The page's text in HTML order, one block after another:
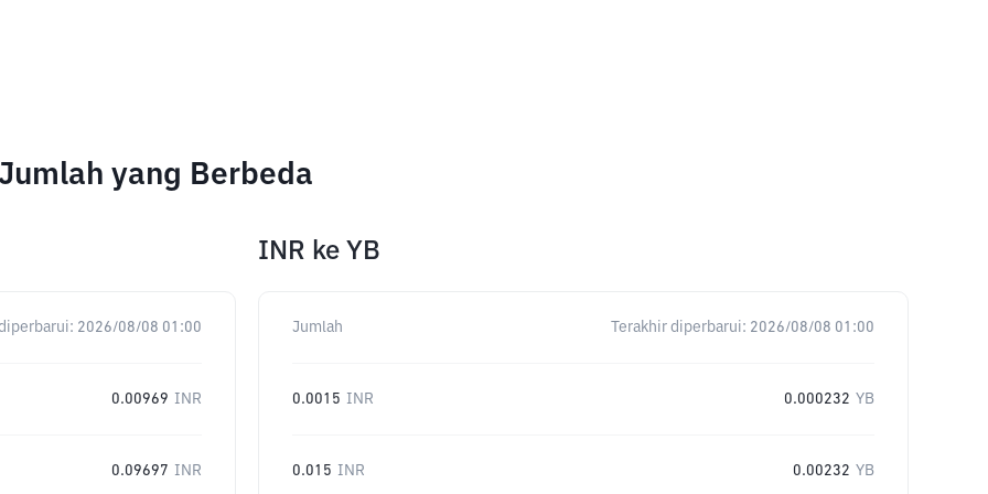
yang Berbeda
2026/08/08 01:00
0.00969 INR
0.09697 INR
INR ke YB
Jumlah Terakhir diperbarui: 2026/08/08 01:00
0.0015 INR 0.000232 YB
0.015 INR 0.00232 YB